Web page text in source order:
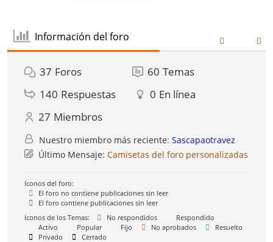
Información del foro
37 Foros 60 Temas
140 Respuestas 0 En línea
27 Miembros
Nuestro miembro más reciente:Sascapaotravez
Último Mensaje:Camisetas del foro personalizadas
Iconos del foro:
El foro no contiene publicaciones sin leer
El foro contiene publicaciones sin leer
Iconos de los Temas:
No respondidos
Respondido
Activo
Popular Fijo No aprobados
Resuelto
Privado
Cerrado